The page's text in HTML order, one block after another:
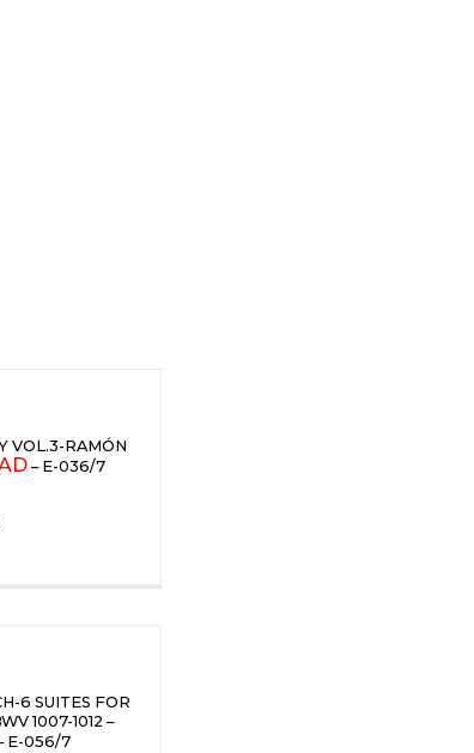
VOL.3-RAMÓN
– E-036/7
6 SUITES FOR
1007-1012 –
E-056/7